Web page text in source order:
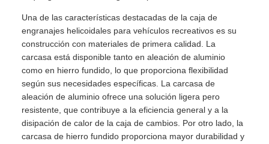
Una de las características destacadas de la caja de
engranajes helicoidales para vehículos recreativos es su
construcción con materiales de primera calidad. La
carcasa está disponible tanto en aleación de aluminio
como en hierro fundido, lo que proporciona flexibilidad
según sus necesidades específicas. La carcasa de
aleación de aluminio ofrece una solución ligera pero
resistente, que contribuye a la eficiencia general y a la
disipación de calor de la caja de cambios. Por otro lado, la
carcasa de hierro fundido proporciona mayor durabilidad y